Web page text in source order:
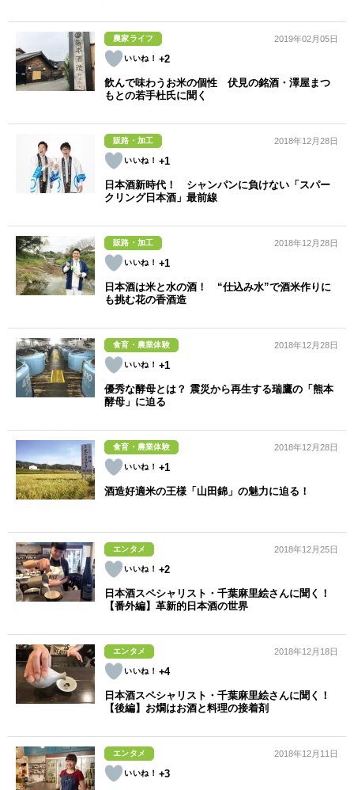
農家ライフ
+2
2019年02月05日
飲んで味わうお米の個性 伏見の銘酒・澤屋まつ
もとの若手杜氏に聞く
販路・加工
+1
2018年12月28日
日本酒新時代！ シャンパンに負けない「スパー
クリング日本酒」最前線
販路・加工
+1
2018年12月28日
日本酒は米と水の酒！ “仕込み水”で酒米作りに
も挑む花の香酒造
食育・農業体験
+1
2018年12月28日
優秀な酵母とは？ 震災から再生する瑞鷹の「熊本
酵母」に迫る
食育・農業体験
+1
2018年12月28日
酒造好適米の王様「山田錦」の魅力に迫る！
エンタメ
+2
2018年12月25日
日本酒スペシャリスト・千葉麻里絵さんに聞く！
【番外編】革新的日本酒の世界
エンタメ
+4
2018年12月18日
日本酒スペシャリスト・千葉麻里絵さんに聞く！
【後編】お燗はお酒と料理の接着剤
エンタメ
+3
2018年12月11日